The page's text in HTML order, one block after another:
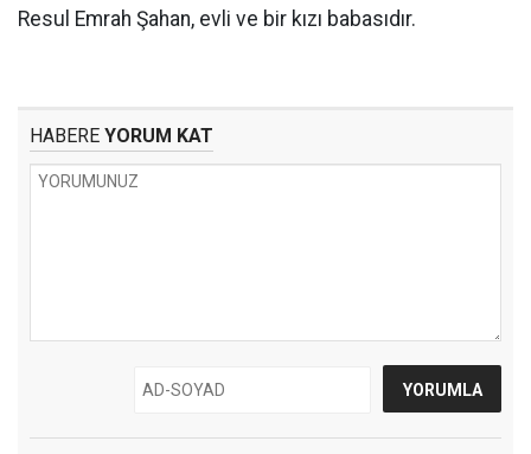
Resul Emrah Şahan, evli ve bir kızı babasıdır.
HABERE YORUM KAT